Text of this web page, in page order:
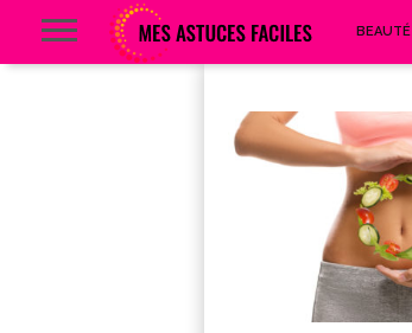
BEAUTÉ